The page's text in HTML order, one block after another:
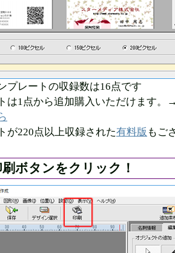
プレートの収録数は16点です
は1点から追加購入いただけます。
が220点以上収録された有料版 もご
刷ボタンをクリック！